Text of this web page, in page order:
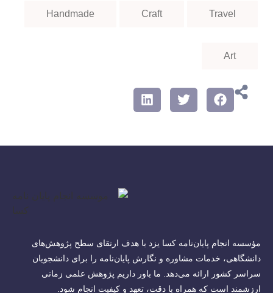
Travel
Craft
Handmade
Art
مؤسسه انجام پایان‌نامه کسا یزد با هدف ارتقای سطح پژوهش‌های
دانشگاهی، خدمات مشاوره و نگارش پایان‌نامه را برای دانشجویان
سراسر کشور ارائه می‌دهد. ما باور داریم پژوهش علمی زمانی
ارزشمند است که همراه با دقت، تعهد و کیفیت انجام شود.